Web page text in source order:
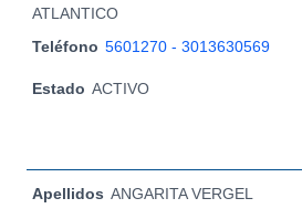
ATLANTICO
Teléfono 5601270 - 3013630569
Estado ACTIVO
Apellidos ANGARITA VERGEL